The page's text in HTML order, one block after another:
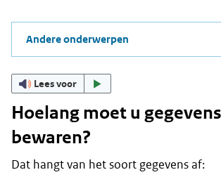
Andere onderwerpen
Lees voor
Hoelang moet u gegevens
bewaren?
Dat hangt van het soort gegevens af: